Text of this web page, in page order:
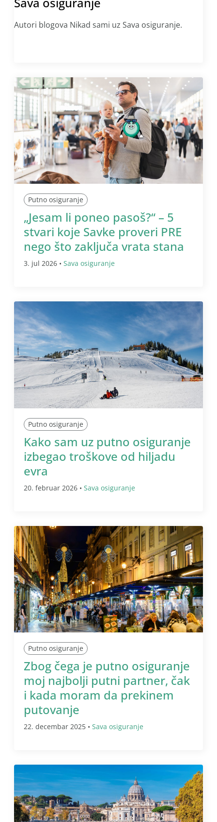
Autori blogova Nikad sami uz Sava osiguranje.
Putno osiguranje
„Jesam li poneo pasoš?“ – 5
stvari koje Savke proveri PRE
nego što zaključa vrata stana
3. jul 2026 • Sava osiguranje
Putno osiguranje
Kako sam uz putno osiguranje
izbegao troškove od hiljadu
evra
20. februar 2026 • Sava osiguranje
Putno osiguranje
Zbog čega je putno osiguranje
moj najbolji putni partner, čak
i kada moram da prekinem
putovanje
22. decembar 2025 • Sava osiguranje